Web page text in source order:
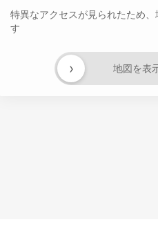
特異なアクセスが見られたため
す
地図を表
›